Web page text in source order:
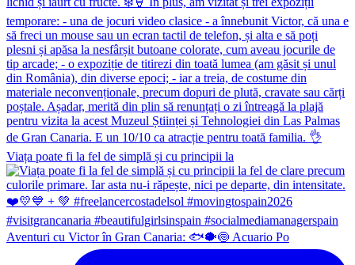
Viața poate fi la fel de simplă și cu principii la
Aventuri cu Victor în Gran Canaria: 🐟🐡🍥 Acuario Po